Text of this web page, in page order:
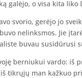
galėjo, o visa kita liko
svorio, gerėjo jo
nelinksmos. Jie
buvau susidūrusi
berniukui vardo: iš
tikrųjų man kažkuo